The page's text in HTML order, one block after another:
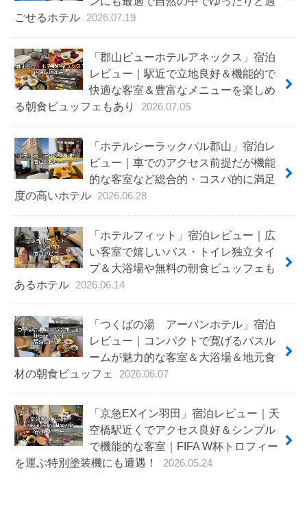
ごせるホテル
2026.07.19
「郡山ビューホテルアネックス」宿泊
レビュー｜駅近で立地良好＆機能的で
快適な客室＆豊富なメニューを楽しめ
る朝食ビュッフェもあり
2026.07.05
「ホテルシーラックパル郡山」宿泊レ
ビュー｜車でのアクセス前提だが機能
的な客室など総合的・コスパ的に満足
度の高いホテル
2026.06.28
「ホテルフィット」宿泊レビュー｜広
い客室で嬉しいバス・トイレ独立タイ
プ＆大浴場や無料の朝食ビュッフェも
あるホテル
2026.06.14
「つくばの湯 アーバンホテル」宿泊
レビュー｜コンパクトで寛げるバスル
ームが魅力的な客室＆大浴場＆地元食
材の朝食ビュッフェ
2026.06.07
「京急EXイン羽田」宿泊レビュー｜天
空橋駅近くでアクセス良好＆シンプル
で機能的な客室｜FIFA W杯トロフィー
を運ぶ特別塗装機にも遭遇！
2026.05.24